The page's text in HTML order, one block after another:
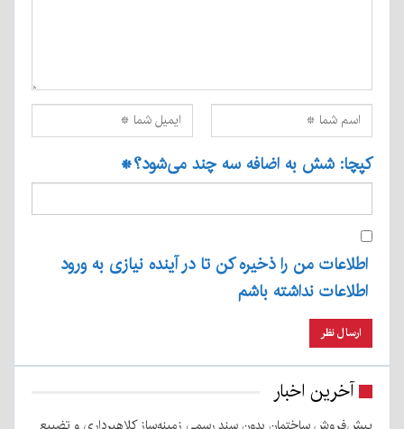
کپچا: شش به اضافه سه چند می‌شود؟*
اطلاعات من را ذخیره کن تا در آینده نیازی به ورود
اطلاعات نداشته باشم
آخرین اخبار